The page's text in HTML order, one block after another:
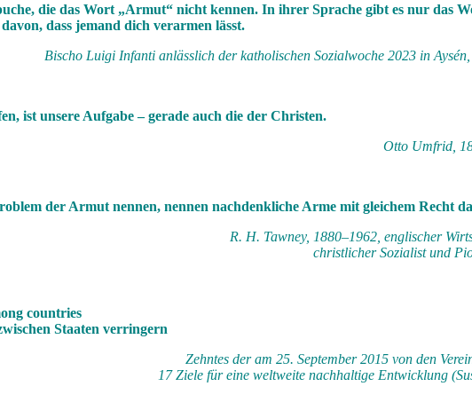
die das Wort „Armut“ nicht kennen. In ihrer Sprache gibt es nur das
dass jemand dich verarmen lässt.
Bischo Luigi Infanti anlässlich der katholischen Sozialwoche 2023 in
ist unsere Aufgabe – gerade auch die der Christen.
Otto Umfrid,
der Armut nennen, nennen nachdenkliche Arme mit gleichem Recht
R. H. Tawney, 1880–1962, englischer
christlicher Sozialist und
countries
Staaten verringern
Zehntes der am 25. September 2015 von den
17 Ziele für eine weltweite nachhaltige Entwicklung